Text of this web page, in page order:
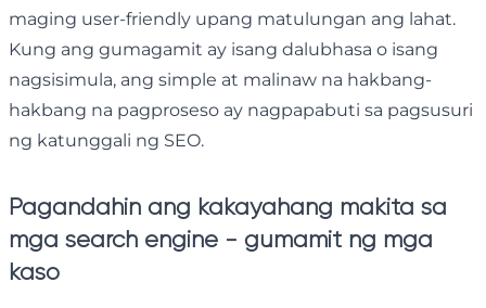
maging user-friendly upang matulungan ang lahat.
Kung ang gumagamit ay isang dalubhasa o isang
nagsisimula, ang simple at malinaw na hakbang-
hakbang na pagproseso ay nagpapabuti sa pagsusuri
ng katunggali ng SEO.
Pagandahin ang kakayahang makita sa
mga search engine - gumamit ng mga
kaso